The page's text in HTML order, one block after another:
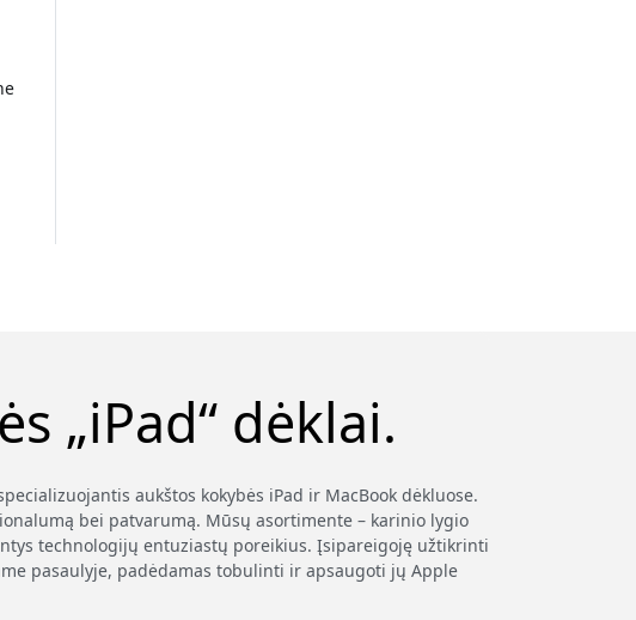
„iPad“ dėklai.
aukštos kokybės iPad ir MacBook dėkluose.
bei patvarumą. Mūsų asortimente – karinio lygio
technologijų entuziastų poreikius. Įsipareigoję užtikrinti
pasaulyje, padėdamas tobulinti ir apsaugoti jų Apple